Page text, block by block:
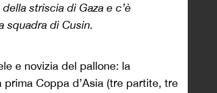
striscia di Gaza e c’è
squadra di Cusin.
e novizia del pallone: la
Coppa d’Asia (tre partite, tre